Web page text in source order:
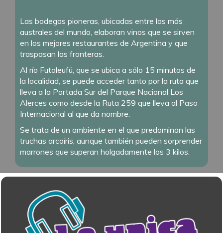
Las bodegas pioneras, ubicadas entre las más
australes del mundo, elaboran vinos que se sirven
en los mejores restaurantes de Argentina y que
traspasan las fronteras.
Al río Futaleufú, que se ubica a sólo 15 minutos de
la localidad, se puede acceder tanto por la ruta que
lleva a la Portada Sur del Parque Nacional Los
Alerces como desde la Ruta 259 que lleva al Paso
Internacional al que da nombre.
Se trata de un ambiente en el que predominan las
truchas arcoíris, aunque también pueden sorprender
marrones que superan holgadamente los 3 kilos.